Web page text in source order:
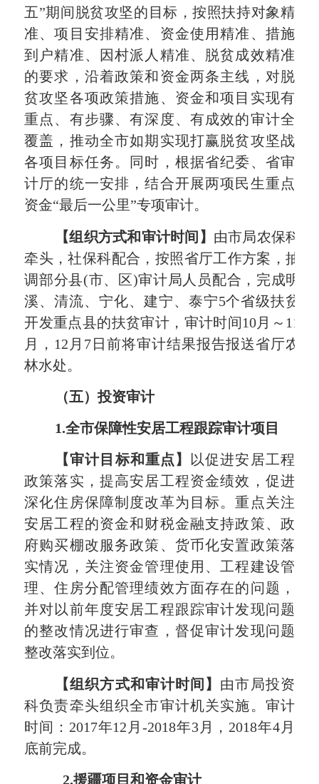
五”期间脱贫攻坚的目标，按照扶持对象精
准、项目安排精准、资金使用精准、措施
到户精准、因村派人精准、脱贫成效精准
的要求，沿着政策和资金两条主线，对脱
贫攻坚各项政策措施、资金和项目实现有
重点、有步骤、有深度、有成效的审计全
覆盖，推动全市如期实现打赢脱贫攻坚战
各项目标任务。同时，根据省纪委、省审
计厅的统一安排，结合开展两项民生重点
资金“最后一公里”专项审计。
【组织方式和审计时间】 由市局农保科
牵头，社保科配合，按照省厅工作方案，抽
调部分县(市、区)审计局人员配合，完成明
溪、清流、宁化、建宁、泰宁5个省级扶贫
开发重点县的扶贫审计，审计时间10月～ 11
月， 12 月 7日前将审计结果报告报送省厅农
林水处。
（五）投资审计
1.全市保障性安居工程跟踪审计项目
【审计目标和重点】 以促进安居工程
政策落实，提高安居工程资金绩效，促进
深化住房保障制度改革为目标。重点关注
安居工程的资金和财税金融支持政策、政
府购买棚改服务政策、货币化安置政策落
实情况，关注资金管理使用、工程建设管
理、住房分配管理绩效方面存在的问题，
并对以前年度安居工程跟踪审计发现问题
的整改情况进行审查，督促审计发现问题
整改落实到位。
【组织方式和审计时间】 由市局投资
科负责牵头组织全市审计机关实施。审计
时间： 2017年12 月-2018年3月， 2018年4 月
底前完成。
2.援疆项目和资金审计